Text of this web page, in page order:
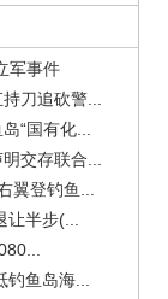
军事件
刀追砍警...
“国有化...
交存联合...
翼登钓鱼...
半步(...
鱼岛海...